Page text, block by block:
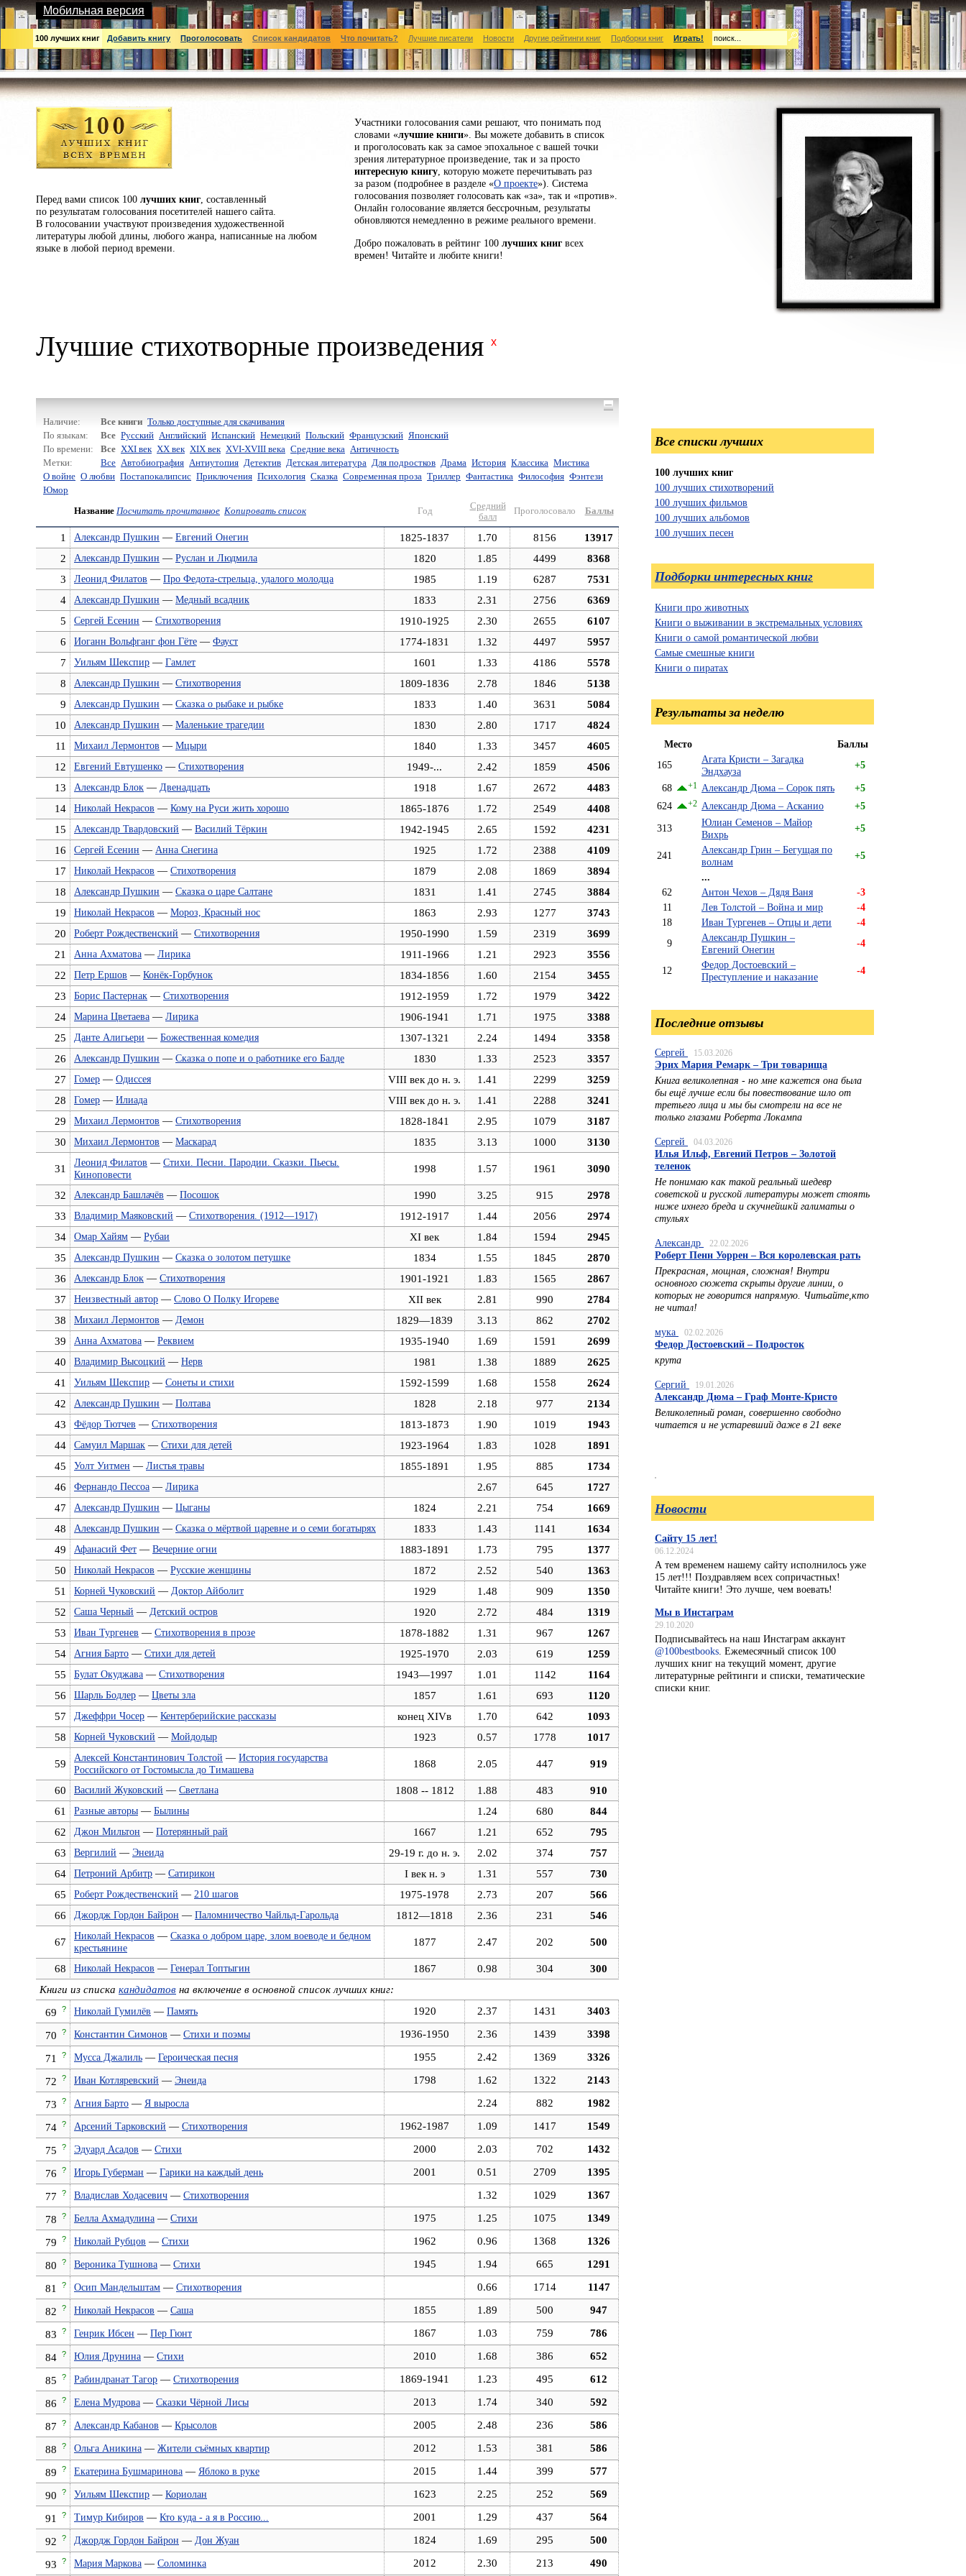
Мобильная версия
100 лучших книг Добавить книгу Проголосовать Список кандидатов Что почитать? Лучшие писатели Новости Другие рейтинги книг Подборки книг Играть!
Перед вами список 100 лучших книг, составленный
по результатам голосования посетителей нашего сайта.
В голосовании участвуют произведения художественной
литературы любой длины, любого жанра, написанные на любом
языке в любой период времени.
Участники голосования сами решают, что понимать под
словами «лучшие книги». Вы можете добавить в список
и проголосовать как за самое эпохальное с вашей точки
зрения литературное произведение, так и за просто
интересную книгу, которую можете перечитывать раз
за разом (подробнее в разделе «О проекте»). Система
голосования позволяет голосовать как «за», так и «против».
Онлайн голосование является бессрочным, результаты
обновляются немедленно в режиме реального времени.
Добро пожаловать в рейтинг 100 лучших книг всех
времен! Читайте и любите книги!
Лучшие стихотворные произведения x
Наличие: Все книги Только доступные для скачивания
По языкам:
Все Русский Английский Испанский Немецкий Польский Французский Японский
По времени:
Все XXI век XX век XIX век XVI-XVIII века Средние века Античность
Метки:
Все Автобиография Антиутопия Детектив Детская литература Для подростков Драма История Классика Мистика
О войне О любви Постапокалипсис Приключения Психология Сказка Современная проза Триллер Фантастика Философия Фэнтези
Юмор
Название Посчитать прочитанное Копировать список Год
Средний
балл
Проголосовало Баллы
1 Александр Пушкин — Евгений Онегин 1825-1837 1.70 8156
13917
2
Александр Пушкин — Руслан и Людмила 1820 1.85 4499
8368
3
Леонид Филатов — Про Федота-стрельца, удалого молодца 1985 1.19 6287
7531
4
Александр Пушкин — Медный всадник 1833 2.31 2756
6369
5
Сергей Есенин — Стихотворения 1910-1925 2.30 2655
6107
6
Иоганн Вольфганг фон Гёте — Фауст 1774-1831 1.32 4497
5957
7
Уильям Шекспир — Гамлет 1601 1.33 4186
5578
8
Александр Пушкин — Cтихотворения 1809-1836 2.78 1846
5138
9
Александр Пушкин — Сказка о рыбаке и рыбке 1833 1.40 3631
5084
10
Александр Пушкин — Маленькие трагедии 1830 2.80 1717
4824
11
Михаил Лермонтов — Мцыри 1840 1.33 3457
4605
12
Евгений Евтушенко — Стихотворения 1949-... 2.42 1859
4506
13
Александр Блок — Двенадцать 1918 1.67 2672
4483
14
Николай Некрасов — Кому на Руси жить хорошо 1865-1876 1.72 2549
4408
15
Александр Твардовский — Василий Тёркин 1942-1945 2.65 1592
4231
16
Сергей Есенин — Анна Снегина 1925 1.72 2388
4109
17
Николай Некрасов — Стихотворения 1879 2.08 1869
3894
18
Александр Пушкин — Сказка о царе Салтане 1831 1.41 2745
3884
19
Николай Некрасов — Мороз, Красный нос 1863 2.93 1277
3743
20
Роберт Рождественский — Стихотворения 1950-1990 1.59 2319
3699
21
Анна Ахматова — Лирика 1911-1966 1.21 2923
3556
22
Петр Ершов — Конёк-Горбунок 1834-1856 1.60 2154
3455
23
Борис Пастернак — Стихотворения 1912-1959 1.72 1979
3422
24
Марина Цветаева — Лирика 1906-1941 1.71 1975
3388
25
Данте Алигьери — Божественная комедия 1307-1321 2.24 1494
3358
26
Александр Пушкин — Сказка о попе и о работнике его Балде 1830 1.33 2523
3357
27
Гомер — Одиссея VIII век до н. э. 1.41 2299
3259
28
Гомер — Илиада VIII век до н. э. 1.41 2288
3241
29
Михаил Лермонтов — Стихотворения 1828-1841 2.95 1079
3187
30
Михаил Лермонтов — Маскарад 1835 3.13 1000 3130
31 Леонид Филатов — Стихи. Песни. Пародии. Сказки. Пьесы.
Киноповести
1998 1.57 1961 3090
32 Александр Башлачёв — Посошок 1990 3.25 915
2978
33
Владимир Маяковский — Стихотворения. (1912—1917) 1912-1917 1.44 2056
2974
34
Омар Хайям — Рубаи XI век 1.84 1594
2945
35
Александр Пушкин — Сказка о золотом петушке 1834 1.55 1845
2870
36
Александр Блок — Стихотворения 1901-1921 1.83 1565
2867
37
Неизвестный автор — Слово О Полку Игореве XII век 2.81 990
2784
38
Михаил Лермонтов — Демон 1829—1839 3.13 862
2702
39
Анна Ахматова — Реквием 1935-1940 1.69 1591
2699
40
Владимир Высоцкий — Нерв 1981 1.38 1889
2625
41
Уильям Шекспир — Сонеты и стихи 1592-1599 1.68 1558
2624
42
Александр Пушкин — Полтава 1828 2.18 977
2134
43
Фёдор Тютчев — Стихотворения 1813-1873 1.90 1019
1943
44
Самуил Маршак — Стихи для детей 1923-1964 1.83 1028
1891
45
Уолт Уитмен — Листья травы 1855-1891 1.95 885
1734
46
Фернандо Пессоа — Лирика 2.67 645
1727
47
Александр Пушкин — Цыганы 1824 2.21 754
1669
48
Александр Пушкин — Сказка о мёртвой царевне и о семи богатырях 1833 1.43 1141
1634
49
Афанасий Фет — Вечерние огни 1883-1891 1.73 795
1377
50
Николай Некрасов — Русские женщины 1872 2.52 540
1363
51
Корней Чуковский — Доктор Айболит 1929 1.48 909
1350
52
Саша Черный — Детский остров 1920 2.72 484
1319
53
Иван Тургенев — Стихотворения в прозе 1878-1882 1.31 967
1267
54
Агния Барто — Стихи для детей 1925-1970 2.03 619
1259
55
Булат Окуджава — Стихотворения 1943—1997 1.01 1142
1164
56
Шарль Бодлер — Цветы зла 1857 1.61 693
1120
57
Джеффри Чосер — Кентерберийские рассказы конец XIVв 1.70 642
1093
58
Корней Чуковский — Мойдодыр 1923 0.57 1778 1017
59 Алексей Константинович Толстой — История государства
Российского от Гостомысла до Тимашева
1868 2.05 447 919
60 Василий Жуковский — Светлана 1808 -- 1812 1.88 483
910
61
Разные авторы — Былины 1.24 680
844
62
Джон Мильтон — Потерянный рай 1667 1.21 652
795
63
Вергилий — Энеида 29-19 г. до н. э. 2.02 374
757
64
Петроний Арбитр — Сатирикон I век н. э 1.31 557
730
65
Роберт Рождественский — 210 шагов 1975-1978 2.73 207
566
66
Джордж Гордон Байрон — Паломничество Чайльд-Гарольда 1812—1818 2.36 231 546
67 Николай Некрасов — Сказка о добром царе, злом воеводе и бедном
крестьянине
1877 2.47 202 500
68 Николай Некрасов — Генерал Топтыгин 1867 0.98 304
300
Книги из списка кандидатов на включение в основной список лучших книг:
69
? Николай Гумилёв — Память 1920 2.37 1431 3403
70 ? Константин Симонов — Стихи и поэмы 1936-1950 2.36 1439 3398
71 ? Мусса Джалиль — Героическая песня 1955 2.42 1369 3326
72 ? Иван Котляревский — Энеида 1798 1.62 1322 2143
73 ? Агния Барто — Я выросла 2.24 882 1982
74 ? Арсений Тарковский — Стихотворения 1962-1987 1.09 1417 1549
75 ? Эдуард Асадов — Стихи 2000 2.03 702 1432
76 ? Игорь Губерман — Гарики на каждый день 2001 0.51 2709 1395
77 ? Владислав Ходасевич — Стихотворения 1.32 1029 1367
78 ? Белла Ахмадулина — Стихи 1975 1.25 1075 1349
79 ? Николай Рубцов — Стихи 1962 0.96 1368 1326
80 ? Вероника Тушнова — Cтихи 1945 1.94 665 1291
81 ? Осип Мандельштам — Стихотворения 0.66 1714 1147
82 ? Николай Некрасов — Саша 1855 1.89 500 947
83 ? Генрик Ибсен — Пер Гюнт 1867 1.03 759 786
84 ? Юлия Друнина — Стихи 2010 1.68 386 652
85 ? Рабиндранат Тагор — Стихотворения 1869-1941 1.23 495 612
86 ? Елена Мудрова — Сказки Чёрной Лисы 2013 1.74 340 592
87 ? Александр Кабанов — Крысолов 2005 2.48 236 586
88 ? Ольга Аникина — Жители съёмных квартир 2012 1.53 381 586
89 ? Екатерина Бушмаринова — Яблоко в руке 2015 1.44 399 577
90 ? Уильям Шекспир — Кориолан 1623 2.25 252 569
91 ? Тимур Кибиров — Кто куда - а я в Россию... 2001 1.29 437 564
92 ? Джордж Гордон Байрон — Дон Жуан 1824 1.69 295 500
93 ? Мария Маркова — Соломинка 2012 2.30 213 490
Все списки лучших
100 лучших книг
100 лучших стихотворений
100 лучших фильмов
100 лучших альбомов
100 лучших песен
Подборки интересных книг
Книги про животных
Книги о выживании в экстремальных условиях
Книги о самой романтической любви
Самые смешные книги
Книги о пиратах
Результаты за неделю
Место
Баллы
165
Агата Кристи – Загадка
Эндхауза
+5
68
+1 Александр Дюма – Сорок пять
+5
624
+2 Александр Дюма – Асканио
+5
313
Юлиан Семенов – Майор
Вихрь
+5
241
Александр Грин – Бегущая по
волнам
+5
...
62
Антон Чехов – Дядя Ваня
-3
11
Лев Толстой – Война и мир
-4
18
Иван Тургенев – Отцы и дети
-4
9
Александр Пушкин –
Евгений Онегин
-4
12
Федор Достоевский –
Преступление и наказание
-4
Последние отзывы
Сергей 15.03.2026
Эрих Мария Ремарк – Три товарища
Книга великолепная - но мне кажется она была
бы ещё лучше если бы повествование шло от
третьего лица и мы бы смотрели на все не
только глазами Роберта Локампа
Сергей 04.03.2026
Илья Ильф, Евгений Петров – Золотой
теленок
Не понимаю как такой реальный шедевр
советской и русской литературы может стоять
ниже ихнего бреда и скучнейшкй галиматьи о
стульях
Александр 22.02.2026
Роберт Пенн Уоррен – Вся королевская рать
Прекрасная, мощная, сложная! Внутри
основного сюжета скрыты другие линии, о
которых не говорится напрямую. Читьайте,кто
не читал!
мука 02.02.2026
Федор Достоевский – Подросток
крута
Сергий 19.01.2026
Александр Дюма – Граф Монте-Кристо
Великолепный роман, совершенно свободно
читается и не устаревший даже в 21 веке
Новости
Сайту 15 лет!
06.12.2024
А тем временем нашему сайту исполнилось уже
15 лет!!! Поздравляем всех сопричастных!
Читайте книги! Это лучше, чем воевать!
Мы в Инстаграм
29.10.2020
Подписывайтесь на наш Инстаграм аккаунт
@100bestbooks . Ежемесячный список 100
лучших книг на текущий момент, другие
литературные рейтинги и списки, тематические
списки книг.